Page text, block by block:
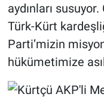
aydınları
Türk-Kürt
Parti’mizin
hükümetimize